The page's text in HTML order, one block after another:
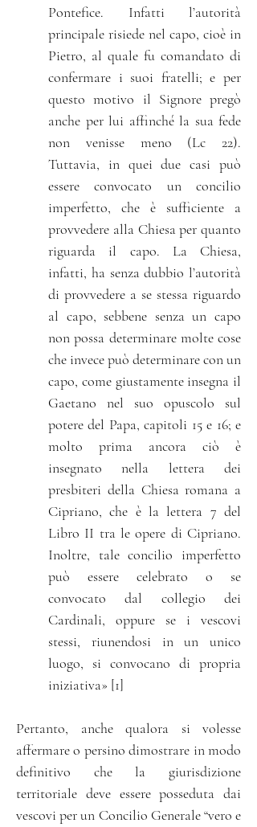
Pontefice. Infatti l’autorità
principale risiede nel capo, cioè in
Pietro, al quale fu comandato di
confermare i suoi fratelli; e per
questo motivo il Signore pregò
anche per lui affinché la sua fede
non venisse meno (Lc 22).
Tuttavia, in quei due casi può
essere convocato un concilio
imperfetto, che è sufficiente a
provvedere alla Chiesa per quanto
riguarda il capo. La Chiesa,
infatti, ha senza dubbio l’autorità
di provvedere a se stessa riguardo
al capo, sebbene senza un capo
non possa determinare molte cose
che invece può determinare con un
capo, come giustamente insegna il
Gaetano nel suo opuscolo sul
potere del Papa, capitoli 15 e 16; e
molto prima ancora ciò è
insegnato nella lettera dei
presbiteri della Chiesa romana a
Cipriano, che è la lettera 7 del
Libro II tra le opere di Cipriano.
Inoltre, tale concilio imperfetto
può essere celebrato o se
convocato dal collegio dei
Cardinali, oppure se i vescovi
stessi, riunendosi in un unico
luogo, si convocano di propria
iniziativa» [1]
Pertanto, anche qualora si volesse
affermare o persino dimostrare in modo
definitivo che la giurisdizione
territoriale deve essere posseduta dai
vescovi per un Concilio Generale “vero e